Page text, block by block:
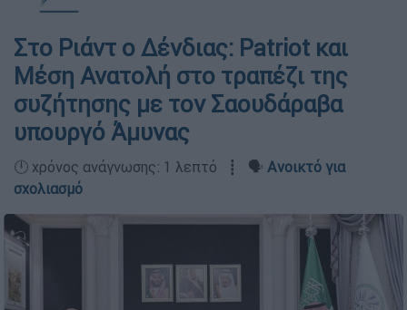
Στο Ριάντ ο Δένδιας: Patriot και
Μέση Ανατολή στο τραπέζι της
συζήτησης με τον Σαουδάραβα
υπουργό Άμυνας
🕛 χρόνος ανάγνωσης: 1 λεπτό ┋ 🗣️ Ανοικτό για
σχολιασμό